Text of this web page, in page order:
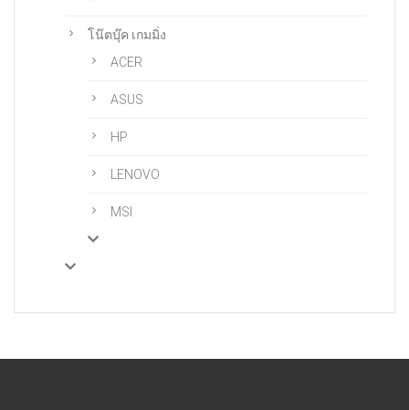
โน๊ตบุ๊ค เกมมิ่ง
ACER
ASUS
HP
LENOVO
MSI